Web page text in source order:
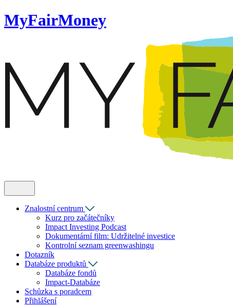
MyFairMoney
Znalostní centrum
Kurz pro začátečníky
Impact Investing Podcast
Dokumentární film: Udržitelné investice
Kontrolní seznam greenwashingu
Dotazník
Databáze produktů
Databáze fondů
Impact-Databáze
Schůzka s poradcem
Přihlášení